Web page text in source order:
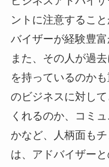
ントに注意するこ
バイザーが経験豊富
また、その人が過
を持っているのか
のビジネスに対し
くれるのか、コミ
かなど、人柄面も
は、アドバイザー